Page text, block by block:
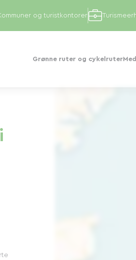
Grønne ruter og cykelruter
og turistkontorer